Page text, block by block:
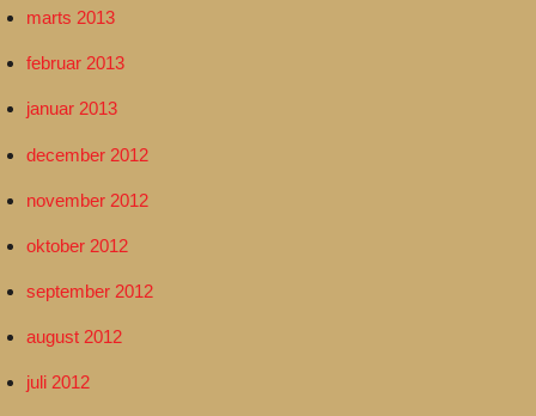
marts 2013
februar 2013
januar 2013
december 2012
november 2012
oktober 2012
september 2012
august 2012
juli 2012